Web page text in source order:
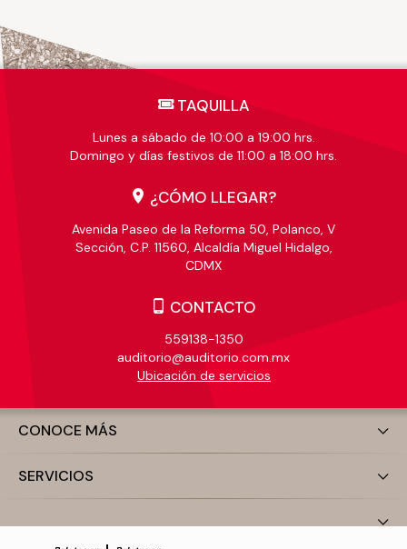
TAQUILLA
Lunes a sábado de 10:00 a 19:00 hrs.
Domingo y días festivos de 11:00 a 18:00 hrs.
¿CÓMO LLEGAR?
Avenida Paseo de la Reforma 50, Polanco, V
Sección, C.P. 11560, Alcaldía Miguel Hidalgo,
CDMX
CONTACTO
559138-1350
auditorio@auditorio.com.mx
Ubicación de servicios
CONOCE MÁS
SERVICIOS